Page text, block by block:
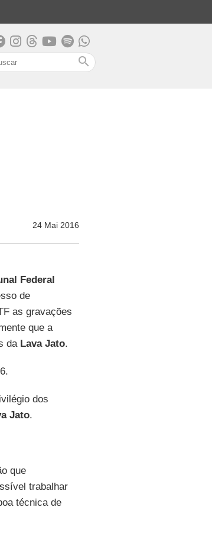
search
24 Mai 2016
Federal
de
as gravações
que a
da Lava Jato.
dos
Jato.
que
trabalhar
técnica de